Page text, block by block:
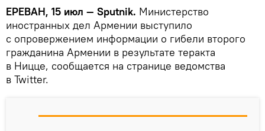
ЕРЕВАН, 15 июл — Sputnik. Министерство
иностранных дел Армении выступило
с опровержением информации о гибели второго
гражданина Армении в результате теракта
в Ницце, сообщается на странице ведомства
в Twitter.